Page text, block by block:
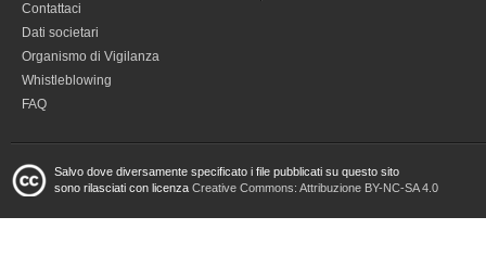
Contattaci
Dati societari
Organismo di Vigilanza
Whistleblowing
FAQ
Salvo dove diversamente specificato i file pubblicati su questo sito
sono rilasciati con licenza Creative Commons: Attribuzione BY-NC-SA 4.0